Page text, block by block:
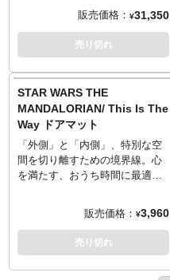
多数備えたストラップなど、質
感やディテールにこだわり、細
部に至るまで精巧な仕上がり。
えでホイッスリング・バード発
射状態が再現可能。ダークセー
バー、ベスカーの槍、ナイフ、
独特な形状のブラスターライフ
ル、腰のホルスターに収納可能
なブラスターピストル、ベルト
に付け外しできるサーマルデト
トで着脱可能なジェットパッ
ク、ガントレットに取り付け可
能な火炎放射エフェクトパーツ
売される限定アイテム が…ある
予定だったのですが、このご時
勢。残念ながら「サンディエゴ
で開催」から「オンライン開
アは今年も健在！しかし、オン
ラインになったことで世界中か
ら「（制約はあるものの）誰で
も買える」状態で例年よりも希
少価値が高くなってしまいまし
た。開催前に少量ながらも入荷
予定となるアイテムたち、個数
によりご予約をキャンセル頂く
場合や、分納での入荷となる場
合がございます。
販売価格： ¥31,350
売り切れ
STAR WARS THE
MANDALORIAN/ This Is The
Way ドアマット
「外側」と「内側」、特別な空
間を切り離すための境界線。心
を満たす、おうち時間に最適な
カからリリースとなります。よ
うこそ、というべきか、ここか
らは自分の道。我らの道。歩む
勇気はあるか？
販売価格： ¥3,960
売り切れ